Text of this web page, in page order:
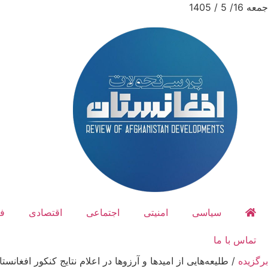
جمعه 16/ 5 / 1405
سیاسی امنیتی اجتماعی اقتصادی
تماس با ما
برگزیده / طلیعه‌هایی از امیدها و آرزوها در اعلام نتایج کنکور